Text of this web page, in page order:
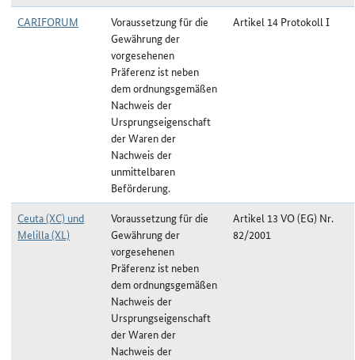
CARIFORUM
Voraussetzung für die
Gewährung der
vorgesehenen
Präferenz ist neben
dem ordnungsgemäßen
Nachweis der
Ursprungseigenschaft
der Waren der
Nachweis der
unmittelbaren
Beförderung.
Artikel 14 Protokoll I
Ceuta (XC) und
Melilla (XL)
Voraussetzung für die
Gewährung der
vorgesehenen
Präferenz ist neben
dem ordnungsgemäßen
Nachweis der
Ursprungseigenschaft
der Waren der
Nachweis der
Artikel 13 VO (EG) Nr.
82/2001